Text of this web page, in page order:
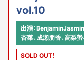
vol.10
出演：
杏菜、成瀬朋香、高梨
SOLD OUT！